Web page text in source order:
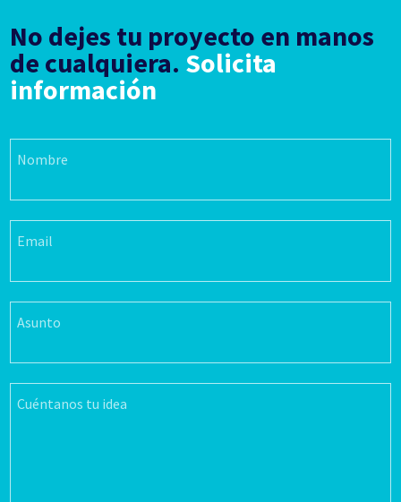
No dejes tu proyecto en manos
de cualquiera. Solicita
información
Nombre
Email
Asunto
Cuéntanos tu idea